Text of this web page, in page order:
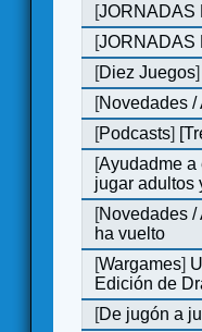
[JORNADAS
[JORNADAS
[Diez Juegos]
[Novedades /
[Podcasts]
[Ayudadme a
jugar adultos
[Novedades /
ha vuelto
[Wargames]
Edición de
[De jugón a